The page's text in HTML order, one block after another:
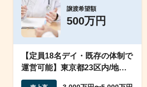
譲渡希望額
500万円
【定員18名デイ・既存の体制で
運営可能】東京都23区内/地域
密着型デイ/法人譲渡